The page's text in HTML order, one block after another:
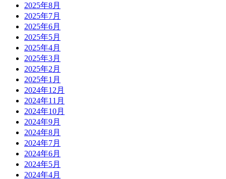
2025年8月
2025年7月
2025年6月
2025年5月
2025年4月
2025年3月
2025年2月
2025年1月
2024年12月
2024年11月
2024年10月
2024年9月
2024年8月
2024年7月
2024年6月
2024年5月
2024年4月